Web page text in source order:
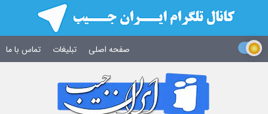
صفحه اصلی تبلیغات تماس با ما